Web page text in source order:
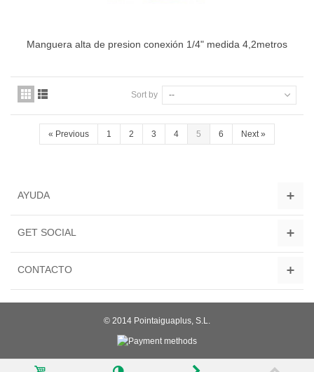
Manguera alta de presion conexión 1/4" medida 4,2metros
Sort by --
« Previous 1 2 3 4 5 6 Next»
AYUDA
GET SOCIAL
CONTACTO
© 2014 Pointaiguaplus, S.L.